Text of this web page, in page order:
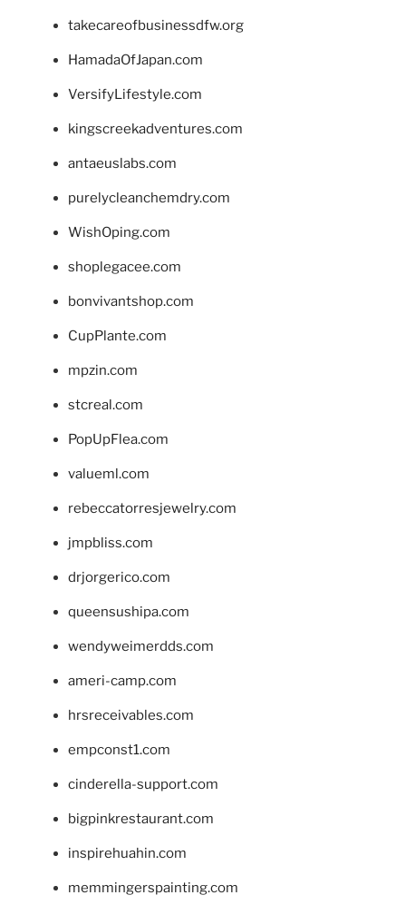
takecareofbusinessdfw.org
HamadaOfJapan.com
VersifyLifestyle.com
kingscreekadventures.com
antaeuslabs.com
purelycleanchemdry.com
WishOping.com
shoplegacee.com
bonvivantshop.com
CupPlante.com
mpzin.com
stcreal.com
PopUpFlea.com
valueml.com
rebeccatorresjewelry.com
jmpbliss.com
drjorgerico.com
queensushipa.com
wendyweimerdds.com
ameri-camp.com
hrsreceivables.com
empconst1.com
cinderella-support.com
bigpinkrestaurant.com
inspirehuahin.com
memmingerspainting.com